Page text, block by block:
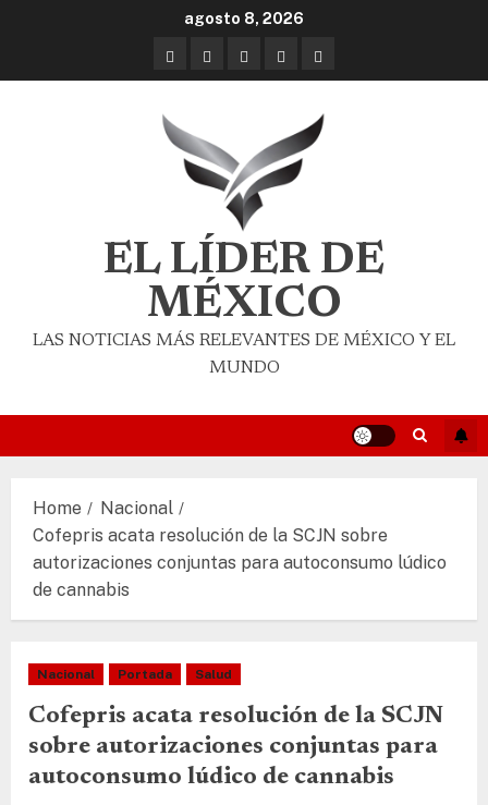
agosto 8, 2026
EL LÍDER DE
MÉXICO
LAS NOTICIAS MÁS RELEVANTES DE MÉXICO Y EL
MUNDO
Home
Nacional
Cofepris acata resolución de la SCJN sobre
autorizaciones conjuntas para autoconsumo lúdico
de cannabis
Nacional Portada Salud
Cofepris acata resolución de la SCJN
sobre autorizaciones conjuntas para
autoconsumo lúdico de cannabis